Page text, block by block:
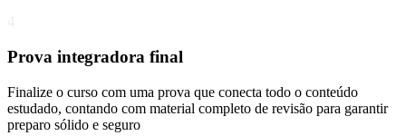
Prova integradora final
Finalize o curso com uma prova que conecta todo o conteúdo
estudado, contando com material completo de revisão para garantir
preparo sólido e seguro